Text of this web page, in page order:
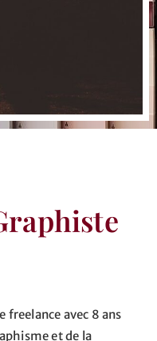
freelance avec 8 ans
et de la